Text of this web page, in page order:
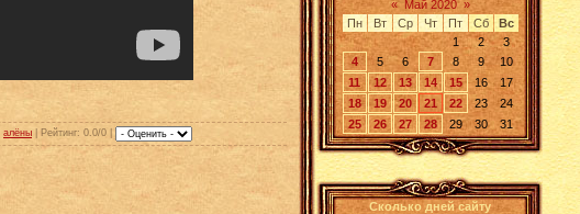
алёны Рейтинг: 0.0/0 |
« Май 2020 »
Пн
Вт Ср Чт Пт Сб
Вс
1
2
3
4
5 6 7 8 9
10
11
12 13 14 15 16
17
18
19 20 21 22 23
24
25
26 27 28 29 30 31
Сколько дней сайту